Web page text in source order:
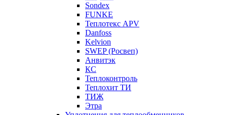
Sondex
FUNKE
Теплотекс APV
Danfoss
Kelvion
SWEP (Росвеп)
Анвитэк
КС
Теплоконтроль
Теплохит ТИ
ТИЖ
Этра